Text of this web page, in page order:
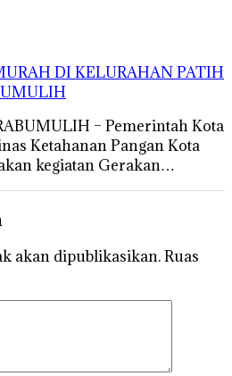
DI KELURAHAN PATIH
– Pemerintah Kota
Ketahanan Pangan Kota
kegiatan Gerakan…
akan dipublikasikan.Ruas